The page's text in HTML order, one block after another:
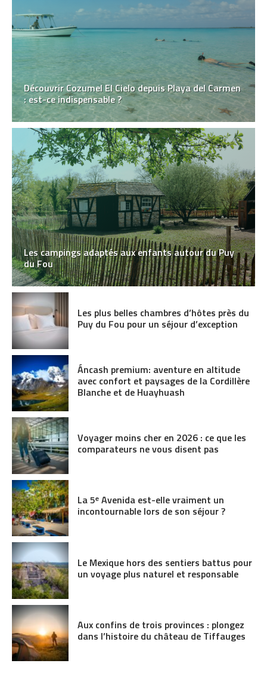
Découvrir Cozumel El Cielo depuis Playa del Carmen
: est-ce indispensable ?
Les campings adaptés aux enfants autour du Puy
du Fou
Les plus belles chambres d’hôtes près du
Puy du Fou pour un séjour d’exception
Áncash premium: aventure en altitude
avec confort et paysages de la Cordillère
Blanche et de Huayhuash
Voyager moins cher en 2026 : ce que les
comparateurs ne vous disent pas
La 5ᵉ Avenida est-elle vraiment un
incontournable lors de son séjour ?
Le Mexique hors des sentiers battus pour
un voyage plus naturel et responsable
Aux confins de trois provinces : plongez
dans l’histoire du château de Tiffauges